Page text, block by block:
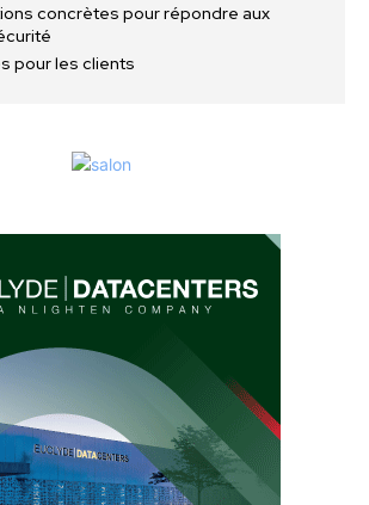
concrètes pour répondre aux
pour les clients